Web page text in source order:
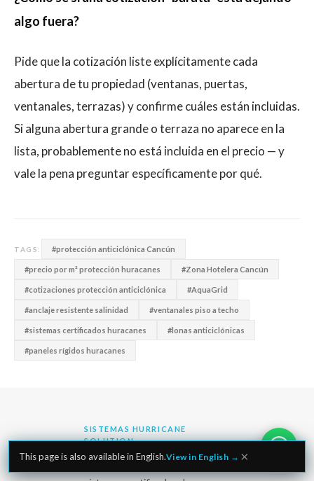
algo fuera?
Pide que la cotización liste explícitamente cada
abertura de tu propiedad (ventanas, puertas,
ventanales, terrazas) y confirme cuáles están incluidas.
Si alguna abertura grande o terraza no aparece en la
lista, probablemente no está incluida en el precio — y
vale la pena preguntar específicamente por qué.
TAGS: #protección anticiclónica Cancún
#precio por m² protección huracanes #Zona Hotelera Cancún
#cotizaciones protección anticiclónica #AquaGrid
#anclaje resistente salinidad #ventanales piso a techo
#sistemas certificados huracanes #lonas anticiclónicas
#paneles rígidos huracanes
SISTEMAS HURRICANE
SOLUTION
This page is also available in English.View in English → ×